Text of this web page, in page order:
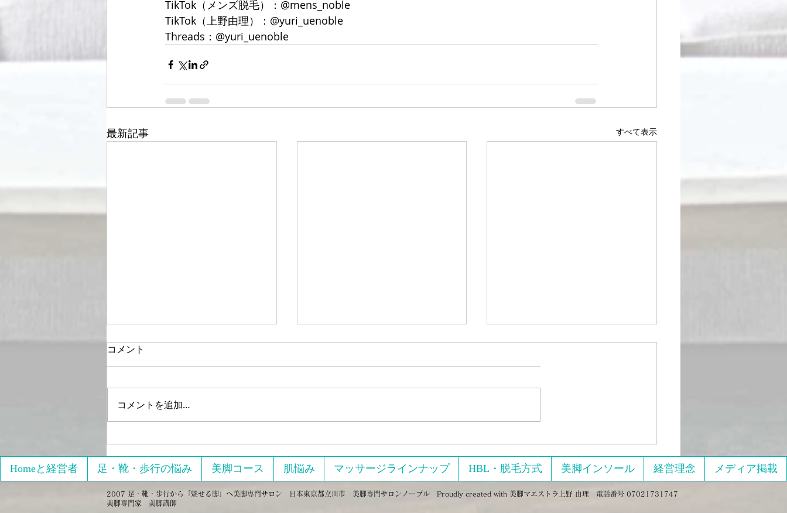
TikTok（メンズ脱毛）：@mens_noble
TikTok（上野由理）：@yuri_uenoble
Threads：@yuri_uenoble
最新記事 すべて表示
「【オンライン】限定 初心
者向け3回でパーフェクトの
美脚をゲットする」へのレビ
ュー
ジに頼らず100円で解決100円
ショップのあるものを使って
セルライト潰しが出来ます。
2月11日、13日開催美脚のた
い…」 「いろんなダイエットを
て、でもちゃんと痩せたい！」
そんな声に応えて、オンライン単
発講座 『美脚のためにエクササ
イズとマッサージをしまくる』
コメント
コメントを追加…
Homeと経営者 足・靴・歩行の悩み 美脚コース 肌悩み マッサージラインナップ HBL・脱毛方式 美脚インソール 経営理念 メディア掲載
2007 足・靴・歩行から「魅せる脚」へ美脚専門サロン 日本東京都立川市 美脚専門サロンノーブル Proudly created with 美脚マエストラ上野 由理 電話番号 07021731747
美脚専門家 美脚講師